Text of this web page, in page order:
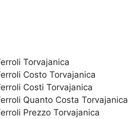
Torvajanica
Costo Torvajanica
Costi Torvajanica
Quanto Costa Torvajanica
Prezzo Torvajanica